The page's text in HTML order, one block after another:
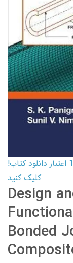
کارت اعتباری کتاب دانلود با 10,000,000 اعتبار دانلود کتاب!
کلیک کنید
Design
Bonded